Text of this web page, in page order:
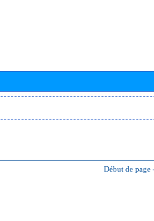
Début de page